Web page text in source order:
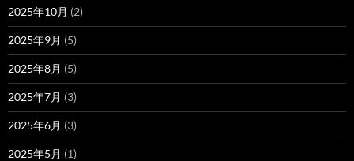
2025年10月 (2)
2025年9月 (5)
2025年8月 (5)
2025年7月 (3)
2025年6月 (3)
2025年5月 (1)